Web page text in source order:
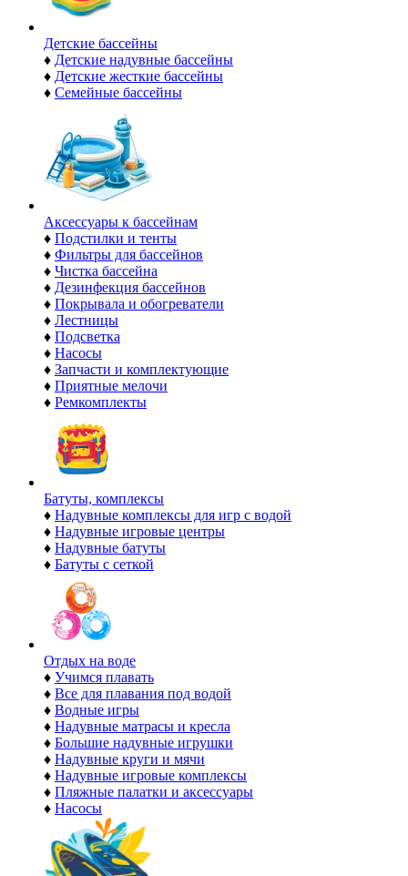
Детские бассейны
♦ Детские надувные бассейны
♦ Детские жесткие бассейны
♦ Семейные бассейны
Аксессуары к бассейнам
♦ Подстилки и тенты
♦ Фильтры для бассейнов
♦ Чистка бассейна
♦ Дезинфекция бассейнов
♦ Покрывала и обогреватели
♦ Лестницы
♦ Подсветка
♦ Насосы
♦ Запчасти и комплектующие
♦ Приятные мелочи
♦ Ремкомплекты
Батуты, комплексы
♦ Надувные комплексы для игр с водой
♦ Надувные игровые центры
♦ Надувные батуты
♦ Батуты с сеткой
Отдых на воде
♦ Учимся плавать
♦ Все для плавания под водой
♦ Водные игры
♦ Надувные матрасы и кресла
♦ Большие надувные игрушки
♦ Надувные круги и мячи
♦ Надувные игровые комплексы
♦ Пляжные палатки и аксессуары
♦ Насосы